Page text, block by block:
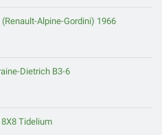
(Renault-Alpine-Gordini) 1966
Dietrich B3-6
Tidelium